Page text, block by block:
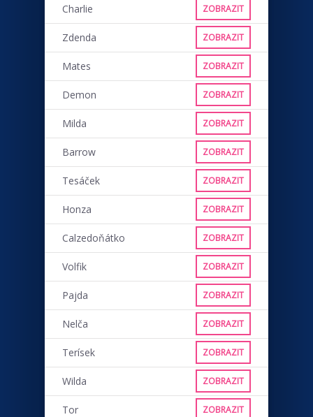
Charlie ZOBRAZIT
Zdenda ZOBRAZIT
Mates ZOBRAZIT
Demon ZOBRAZIT
Milda ZOBRAZIT
Barrow ZOBRAZIT
Tesáček ZOBRAZIT
Honza ZOBRAZIT
Calzedoňátko ZOBRAZIT
Volfik ZOBRAZIT
Pajda ZOBRAZIT
Nelča ZOBRAZIT
Terísek ZOBRAZIT
Wilda ZOBRAZIT
Tor ZOBRAZIT